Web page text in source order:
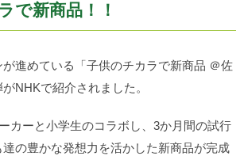
で新商品！！
進めている「子供のチカラで新商品 ＠佐
NHKで紹介されました。
カーと小学生のコラボし、3か月間の試行
の豊かな発想力を活かした新商品が完成